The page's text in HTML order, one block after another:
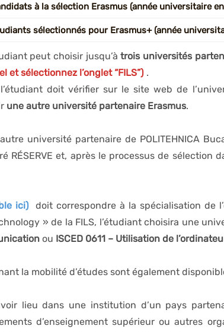
à la sélection Erasmus (année universitaire
, de payerINTÉGRALEMENT les frais de scolarité
à la FILS. Dans le cas contraire, les étudiants qui
.
sélectionnés pour Erasmus+ (année
sélectionnés pour une mobilité Erasmus+ de
de scolarité correspondant à l’année universitaire
le départ en mobilité). Dans le cas contraire,
pas le contrat financier signé par le Décanat de la
peut choisir jusqu’àtrois universités
et sélectionnez l’onglet “FILS”) .
doit vérifier sur le site web de
une autre université partenaire Erasmus.
université partenaire de POLITEHNICA
RÉSERVE et, après le processus de
ici)
doit correspondre à la spécialisation de
» de la FILS, l’étudiant choisira une
ou ISCED 0611 – Utilisation de
la mobilité d’études sont également
lieu dans une institution d’un pays
d’enseignement supérieur ou autres